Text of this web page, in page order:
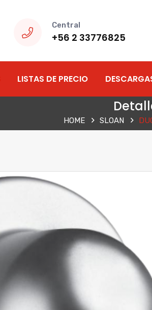
Central
+56 2 33776825
LISTAS DE PRECIO
HOME SLOAN